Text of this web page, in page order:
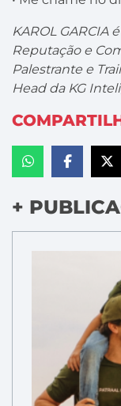
KAROL GARCIA
Reputação e
Palestrante e
Head da KG
+